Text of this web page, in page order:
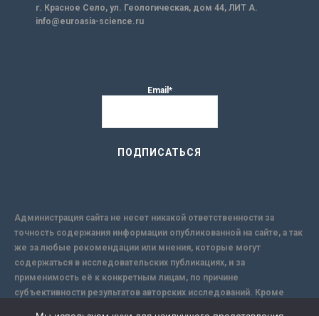
г. Красное Село, ул. Геологическая, дом 44, ЛИТ А.
info@euroasia-science.ru
Email*
Администрация сайта не несет никакой ответственности за
точность содержания информации опубликованной на сайте, а так
же за любые рекомендации или мнения, которые могут
содержаться в исследовательских публикациях, и за
применимость её к конкретным лицам, по причине
субъективности результатов авторских исследований. Кроме